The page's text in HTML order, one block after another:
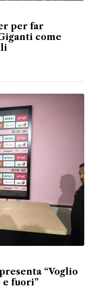
per far
come
“Voglio
e fuori”